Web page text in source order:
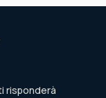
risponderà